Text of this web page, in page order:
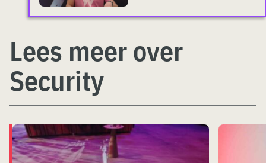
Lees meer over
Security